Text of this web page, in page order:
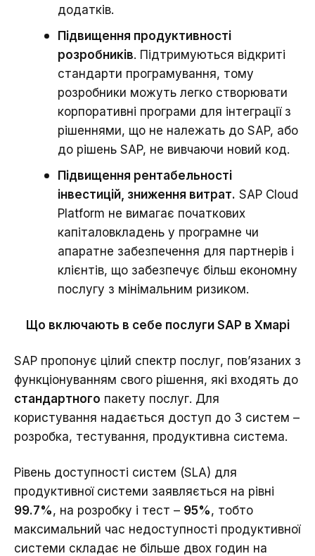
додатків.
Підвищення продуктивності
розробників. Підтримуються відкриті
стандарти програмування, тому
розробники можуть легко створювати
корпоративні програми для інтеграції з
рішеннями, що не належать до SAP, або
до рішень SAP, не вивчаючи новий код.
Підвищення рентабельності
інвестицій, зниження витрат. SAP Cloud
Platform не вимагає початкових
капіталовкладень у програмне чи
апаратне забезпечення для партнерів і
клієнтів, що забезпечує більш економну
послугу з мінімальним ризиком.
Що включають в себе послуги SAP в Хмарі
SAP пропонує цілий спектр послуг, пов’язаних з
функціонуванням свого рішення, які входять до
стандартного пакету послуг. Для
користування надається доступ до 3 систем –
розробка, тестування, продуктивна система.
Рівень доступності систем (SLA) для
продуктивної системи заявляється на рівні
99.7%, на розробку і тест – 95%, тобто
максимальний час недоступності продуктивної
системи складає не більше двох годин на